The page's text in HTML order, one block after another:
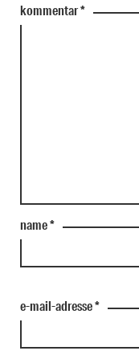
kommentar*
name*
e-mail-adresse*